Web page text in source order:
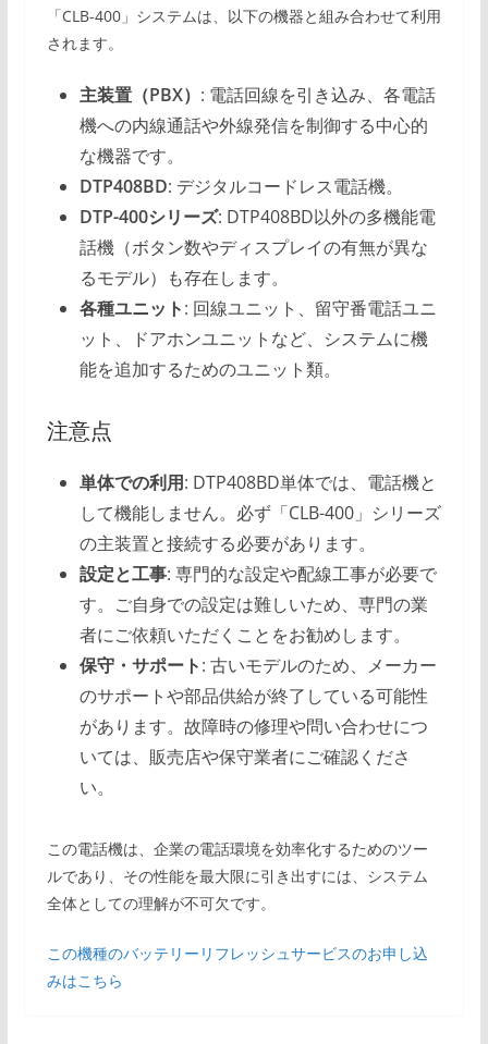
「CLB-400」システムは、以下の機器と組み合わせて利用
されます。
主装置（PBX） : 電話回線を引き込み、各電話
機への内線通話や外線発信を制御する中心的
な機器です。
DTP408BD: デジタルコードレス電話機。
DTP-400シリーズ: DTP408BD以外の多機能電
話機（ボタン数やディスプレイの有無が異な
るモデル）も存在します。
各種ユニット: 回線ユニット、留守番電話ユニ
ット、ドアホンユニットなど、システムに機
能を追加するためのユニット類。
注意点
単体での利用: DTP408BD単体では、電話機と
して機能しません。必ず「CLB-400」シリーズ
の主装置と接続する必要があります。
設定と工事: 専門的な設定や配線工事が必要で
す。ご自身での設定は難しいため、専門の業
者にご依頼いただくことをお勧めします。
保守・サポート: 古いモデルのため、メーカー
のサポートや部品供給が終了している可能性
があります。故障時の修理や問い合わせにつ
いては、販売店や保守業者にご確認くださ
い。
この電話機は、企業の電話環境を効率化するためのツー
ルであり、その性能を最大限に引き出すには、システム
全体としての理解が不可欠です。
この機種のバッテリーリフレッシュサービスのお申し込
みはこちら